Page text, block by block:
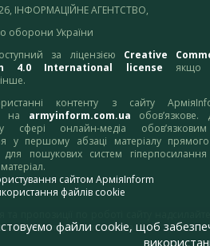
ІНФОРМАЦІЙНЕ АГЕНТСТВО,
оборони України
за ліцензією Creative
4.0 International license якщо
контенту з сайту
на armyinform.com.ua обов’язкове.
у сфері онлайн-медіа
у першому абзаці матеріалу
для пошукових систем
сайтом АрміяInform
файлів cookie
файли cookie, щоб